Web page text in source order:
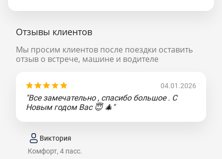
Отзывы клиентов
Мы просим клиентов после поездки оставить
отзыв о встрече, машине и водителе
04.01.2026
"Все замечательно , спасибо большое . С
Новым годом Вас 😇 🎄"
Виктория
Комфорт, 4 пасс.